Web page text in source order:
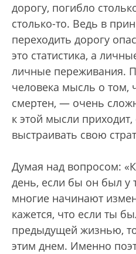
дорогу, погибло
столько-то. Ведь в
переходить дорогу
это статистика, а
личные переживания.
человека мысль о том,
смертен, — очень
к этой мысли
выстраивать свою
Думая над вопросом:
день, если бы он был у
многие начинают
кажется, что если ты
предыдущей жизнью,
этим днем. Именно